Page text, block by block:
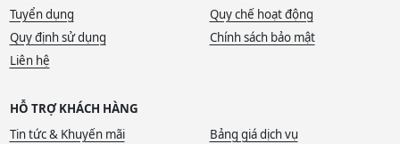
Tuyển dụng
Quy chế hoạt động
Quy định sử dụng
Chính sách bảo mật
Liên hệ
HỖ TRỢ KHÁCH HÀNG
Tin tức & Khuyến mãi
Bảng giá dịch vụ